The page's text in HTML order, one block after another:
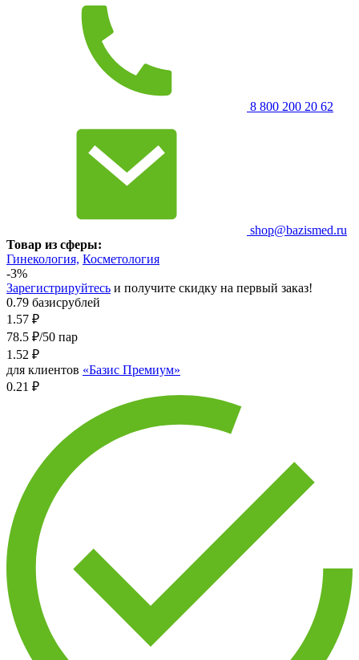
8 800 200 20 62
shop@bazismed.ru
Товар из сферы:
Гинекология, Косметология
-3%
Зарегистрируйтесь и получите скидку на первый заказ!
0.79 базисрублей
1.57 ₽
78.5 ₽/50 пар
1.52 ₽
для клиентов «Базис Премиум»
0.21 ₽